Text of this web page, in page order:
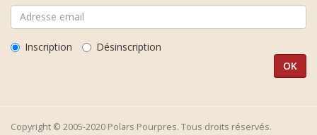
Inscription Désinscription
Copyright © 2005-2020 Polars Pourpres. Tous droits réservés.